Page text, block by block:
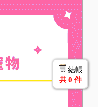
結帳
共 0 件